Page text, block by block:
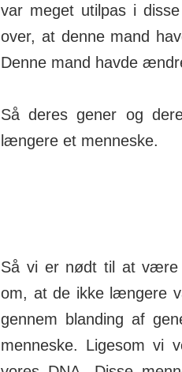
var meget utilpas i
over, at denne mand
Denne mand havde
Så deres gener og
længere et men­neske.
Så vi er nødt til at være
om, at de ikke længere
gen­nem blanding af
men­ne­ske. Ligesom vi